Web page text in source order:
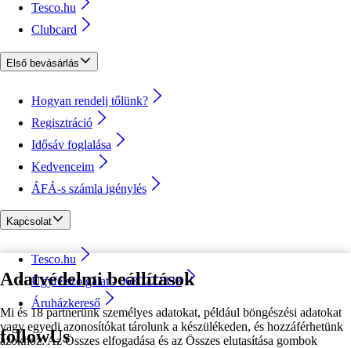
Adatvédelmi beállítások
Mi és 18 partnerünk személyes adatokat, például böngészési adatokat
vagy egyedi azonosítókat tárolunk a készülékeden, és hozzáférhetünk
azokhoz. Az Összes elfogadása és az Összes elutasítása gombok
Tesco.hu
Clubcard
Első bevásárlás
Hogyan rendelj tőlünk?
Regisztráció
Idősáv foglalása
Kedvenceim
ÁFÁ-s számla igénylés
Kapcsolat
Tesco.hu
Ügyfélszolgálat - 0680222333
Áruházkereső
followUs